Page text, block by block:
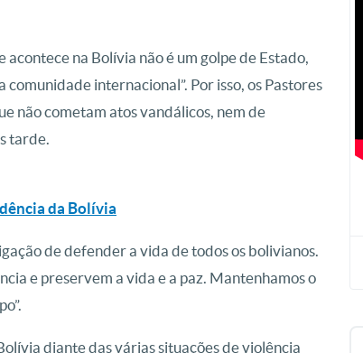
na Bolívia não é um golpe de Estado,
internacional”. Por isso, os Pastores
não cometam atos vandálicos, nem de
tarde.
da Bolívia
de defender a vida de todos os bolivianos.
e preservem a vida e a paz. Mantenhamos o
diante das várias situações de violência